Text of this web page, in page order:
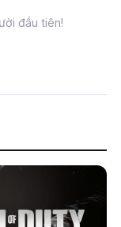
đầu tiên!